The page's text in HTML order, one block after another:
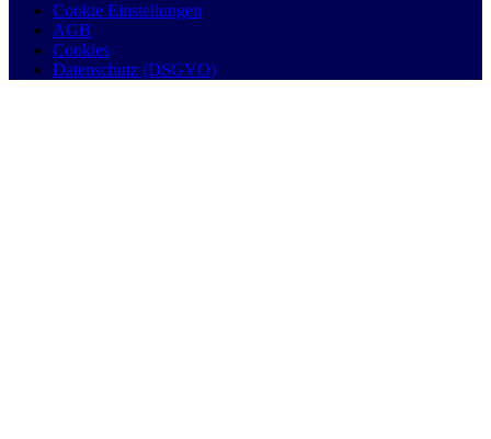
Cookie Einstellungen
AGB
Cookies
Datenschutz (DSGVO)